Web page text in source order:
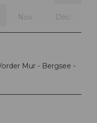
Nov Déc
Mur - Bergsee -